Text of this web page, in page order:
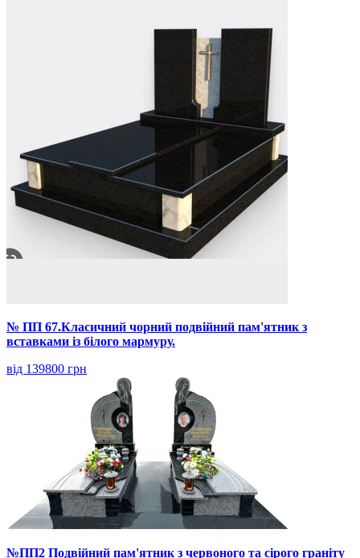
№ ПП 67.Класичний чорний подвійний пам'ятник з
вставками із білого мармуру.
від 139800 грн
№ПП2 Подвійний пам'ятник з червоного та сірого граніту